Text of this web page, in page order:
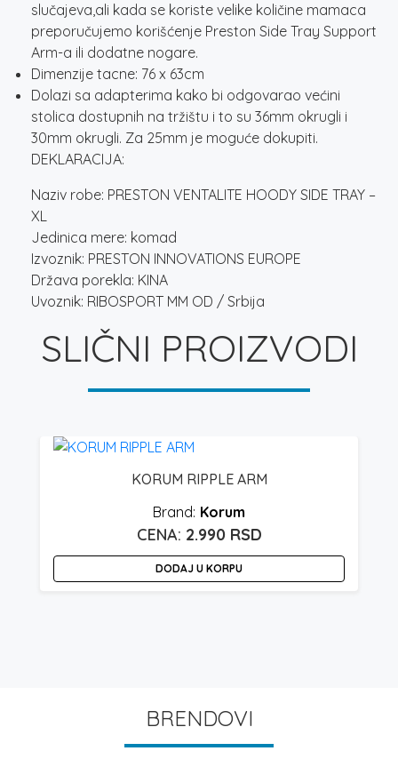
slučajeva,ali kada se koriste velike količine mamaca
preporučujemo korišćenje Preston Side Tray Support
Arm-a ili dodatne nogare.
Dimenzije tacne: 76 x 63cm
Dolazi sa adapterima kako bi odgovarao većini
stolica dostupnih na tržištu i to su 36mm okrugli i
30mm okrugli. Za 25mm je moguće dokupiti.
DEKLARACIJA:
Naziv robe: PRESTON VENTALITE HOODY SIDE TRAY –
XL
Jedinica mere: komad
Izvoznik: PRESTON INNOVATIONS EUROPE
Država porekla: KINA
Uvoznik: RIBOSPORT MM OD / Srbija
SLIČNI PROIZVODI
KORUM RIPPLE ARM
Korum
2.990 RSD
DODAJ U KORPU
BRENDOVI